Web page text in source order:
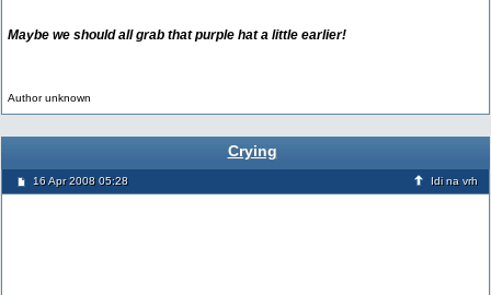
Maybe we should all grab that purple hat a little earlier!
Author unknown
Crying
16 Apr 2008 05:28 Idi na vrh